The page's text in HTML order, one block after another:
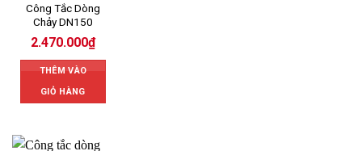
Công Tắc Dòng
Chảy DN150
2.470.000₫
THÊM VÀO
GIỎ HÀNG